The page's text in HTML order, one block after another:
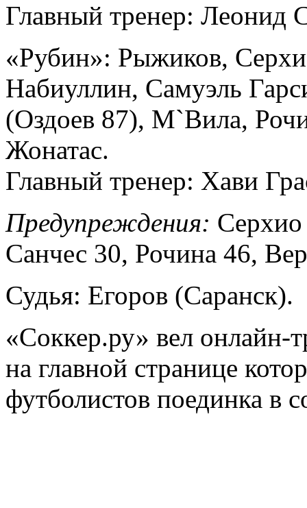
Главный тренер: Леонид
«Рубин»: Рыжиков,
Набиуллин, Самуэль
(Оздоев 87), М`Вила,
Жонатас.
Главный тренер: Хави
Предупреждения: Серхио
Санчес 30, Рочина 46,
Судья: Егоров (Саранск).
«Соккер.ру» вел онлайн-
на главной странице
футболистов поединка в